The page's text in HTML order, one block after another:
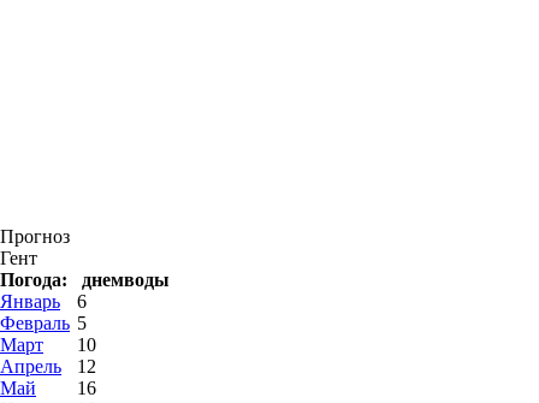
Прогноз
Гент
Погода:
днемводы
Январь
6
Февраль 5
Март
10
Апрель
12
Май
16